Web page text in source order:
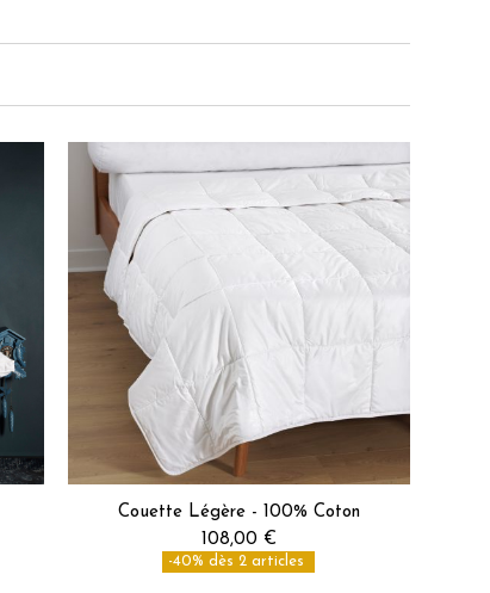
Couette Légère - 100% Coton
108,00 €
-40% dès 2 articles